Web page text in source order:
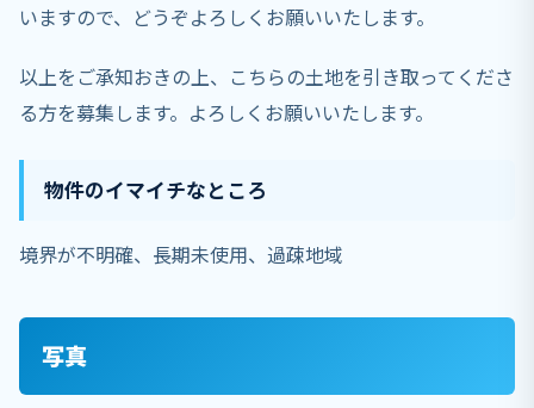
いますので、どうぞよろしくお願いいたします。
以上をご承知おきの上、こちらの土地を引き取ってくださ
る方を募集します。よろしくお願いいたします。
物件のイマイチなところ
境界が不明確、長期未使用、過疎地域
写真